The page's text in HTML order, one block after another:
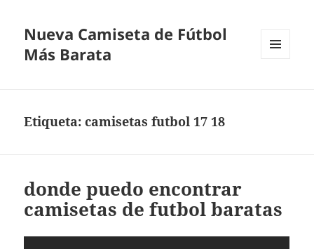
Nueva Camiseta de Fútbol
Más Barata
Etiqueta:camisetas futbol 17 18
donde puedo encontrar
camisetas de futbol baratas